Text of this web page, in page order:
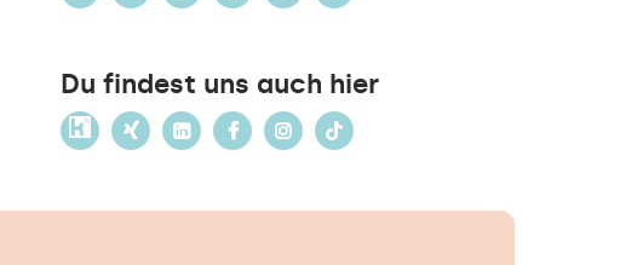
Du findest uns auch hier